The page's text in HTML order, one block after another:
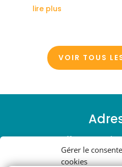
Gérer le
cookies
lire plus
VOIR TOUS
41 avenue
31000 –